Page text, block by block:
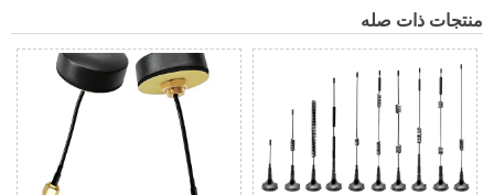
منتجات ذات صله